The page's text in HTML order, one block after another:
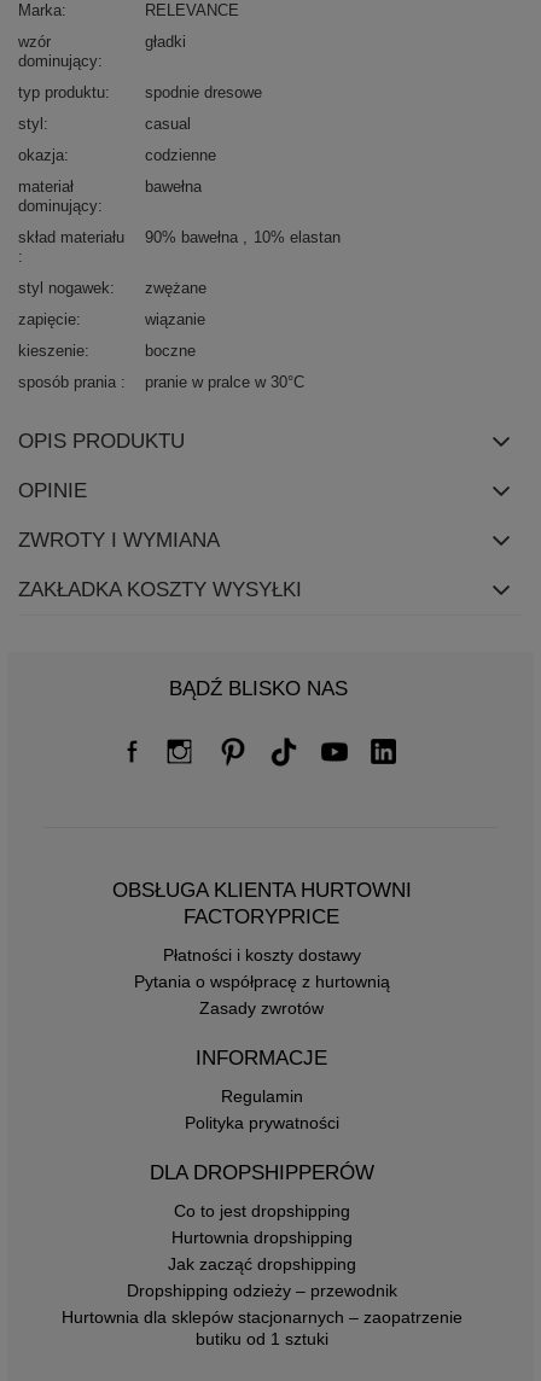
Marka
RELEVANCE
wzór
dominujący
gładki
typ produktu
spodnie dresowe
styl
casual
okazja
codzienne
materiał
dominujący
bawełna
skład materiału 90% bawełna 10% elastan
styl nogawek
zwężane
zapięcie
wiązanie
kieszenie
boczne
sposób prania
pranie w pralce w 30°C
OPIS PRODUKTU
OPINIE
ZWROTY I WYMIANA
ZAKŁADKA KOSZTY WYSYŁKI
BĄDŹ BLISKO NAS
OBSŁUGA KLIENTA HURTOWNI
FACTORYPRICE
Płatności i koszty dostawy
Pytania o współpracę z hurtownią
Zasady zwrotów
INFORMACJE
Regulamin
Polityka prywatności
DLA DROPSHIPPERÓW
Co to jest dropshipping
Hurtownia dropshipping
Jak zacząć dropshipping
Dropshipping odzieży – przewodnik
Hurtownia dla sklepów stacjonarnych – zaopatrzenie
butiku od 1 sztuki